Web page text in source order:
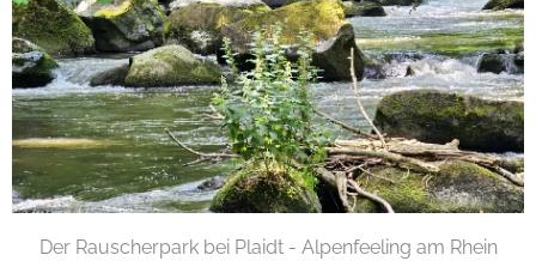
Der Rauscherpark bei Plaidt - Alpenfeeling am Rhein